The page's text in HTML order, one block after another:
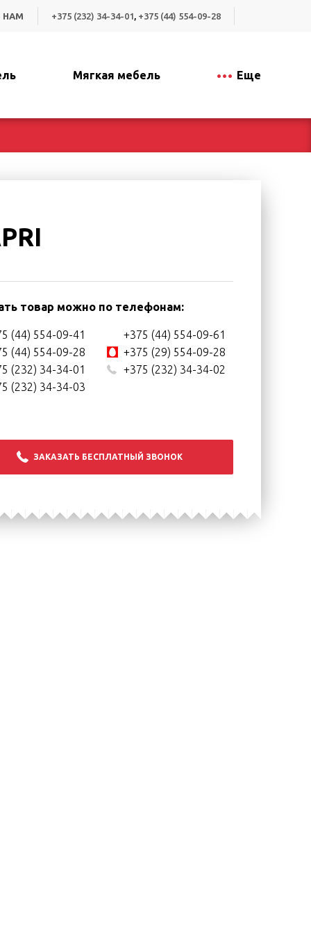
НАМ +375 (232) 34-34-01, +375 (44) 554-09-28
Мягкая мебель Еще
товар можно по телефонам:
(44) 554-09-41
+375 (44) 554-09-61
(44) 554-09-28
+375 (29) 554-09-28
(232) 34-34-01
+375 (232) 34-34-02
(232) 34-34-03
ЗАКАЗАТЬ БЕСПЛАТНЫЙ ЗВОНОК